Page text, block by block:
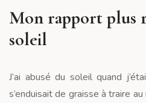
Mon rapport plus
soleil
J’ai abusé du soleil quand
s’enduisait de graisse à traire